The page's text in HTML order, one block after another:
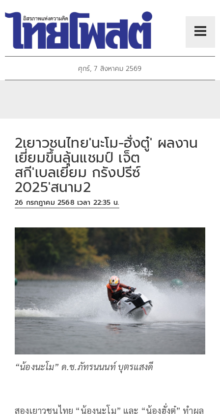
ศุกร์, 7 สิงหาคม 2569
2เยาวชนไทย'นะโม-ฮั่งตู๋' ผลงาน
เยี่ยมขึ้นลุ้นแชมป์ เจ็ต
สกี'เบลเยี่ยม กรังปรีซ์
2025'สนาม2
26 กรกฎาคม 2568 เวลา 22:35 น.
“น้องนะโม” ด.ช.ภัทรนนนท์ บุตรแสงดี
สองเยาวชนไทย “น้องนะโม” และ “น้องฮั่งตู๋” ทำผล